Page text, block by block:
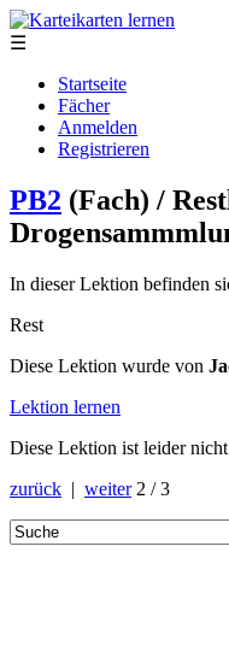
☰
Startseite
Fächer
Anmelden
Registrieren
PB2 (Fach) /
In dieser Lektion befinden
Rest
Diese Lektion wurde von
Lektion lernen
Diese Lektion ist leider
zurück | weiter 2 / 3